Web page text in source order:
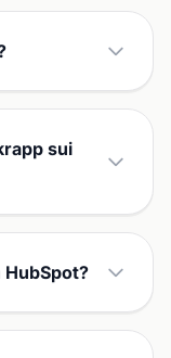
sui
HubSpot?